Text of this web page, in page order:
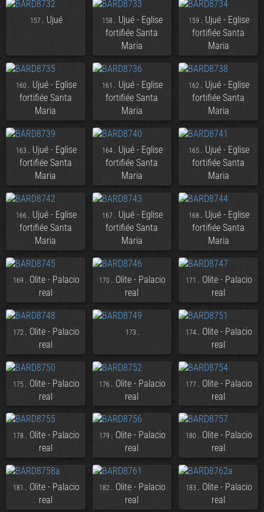
157 . Ujué 158 . Ujué - Eglise
fortifiée Santa
Maria
159 . Ujué - Eglise
fortifiée Santa
Maria
160 . Ujué - Eglise
fortifiée Santa
Maria
161 . Ujué - Eglise
fortifiée Santa
Maria
162 . Ujué - Eglise
fortifiée Santa
Maria
163 . Ujué - Eglise
fortifiée Santa
Maria
164 . Ujué - Eglise
fortifiée Santa
Maria
165 . Ujué - Eglise
fortifiée Santa
Maria
166 . Ujué - Eglise
fortifiée Santa
Maria
167 . Ujué - Eglise
fortifiée Santa
Maria
168 . Ujué - Eglise
fortifiée Santa
Maria
169 . Olite - Palacio
real
170 . Olite - Palacio
real
171 . Olite - Palacio
real
172 . Olite - Palacio
real
173 . 174 . Olite - Palacio
real
175 . Olite - Palacio
real
176 . Olite - Palacio
real
177 . Olite - Palacio
real
178 . Olite - Palacio
real
179 . Olite - Palacio
real
180 . Olite - Palacio
real
181 . Olite - Palacio
real
182 . Olite - Palacio
real
183 . Olite - Palacio
real